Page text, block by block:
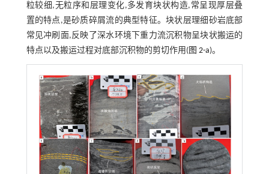
粒较细,无粒序和层理变化,多发育块状构造,常呈现厚层叠
置的特点,是砂质碎屑流的典型特征。块状层理细砂岩底部
常见冲刷面,反映了深水环境下重力流沉积物呈块状搬运的
特点以及搬运过程对底部沉积物的剪切作用(图 2-a)。